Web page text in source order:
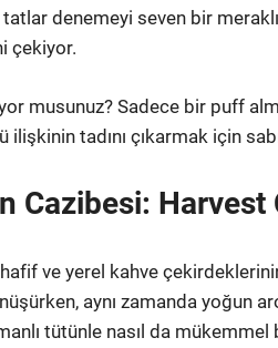
tatlar denemeyi seven bir
çekiyor.
musunuz? Sadece bir puff
tadını çıkarmak için
Cazibesi: Harvest
hafif ve yerel kahve
aynı zamanda yoğun
tütünle nasıl da mükemmel